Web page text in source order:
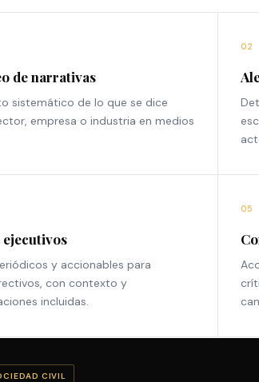
de narrativas
sistemático de lo que se dice
empresa o industria en medios
02
ejecutivos
y accionables para
con contexto y
incluidas.
05
CIVIL